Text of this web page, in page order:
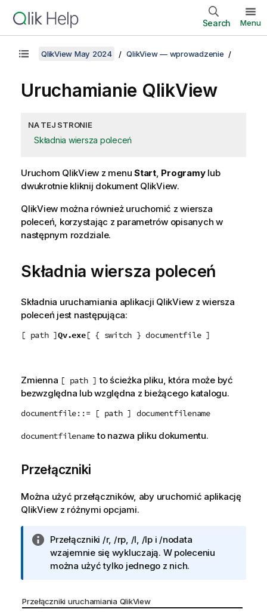
Search Menu
QlikView May 2024 QlikView — wprowadzenie
Uruchamianie QlikView
NA TEJ STRONIE
Składnia wiersza poleceń
Uruchom QlikView z menu Start, Programylub
dwukrotnie kliknij dokument QlikView.
QlikView można również uruchomić z wiersza
poleceń, korzystając z parametrów opisanych w
następnym rozdziale.
Składnia wiersza poleceń
Składnia uruchamiania aplikacji QlikView z wiersza
poleceń jest następująca:
[ path ]Qv.exe[ { switch } documentfile ]
Zmienna [ path ] to ścieżka pliku, która może być
bezwzględna lub względna z bieżącego katalogu.
documentfile::= [ path ] documentfilename
documentfilenameto nazwa pliku dokumentu.
Przełączniki
Można użyć przełączników, aby uruchomić aplikację
QlikView z różnymi opcjami.
I
n
f
m
Przełączniki /r, /rp, /l, /lp i /nodata
wzajemnie się wykluczają. W poleceniu
można użyć tylko jednego z nich.
Przełączniki uruchamiania QlikView